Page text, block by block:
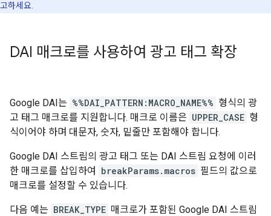
고하세요.
DAI 매크로를 사용하여 광고 태그 확장
Google DAI는 %%DAI_PATTERN:MACRO_NAME%% 형식의 광
고 태그 매크로를 지원합니다. 매크로 이름은 UPPER_CASE 형
식이어야 하며 대문자, 숫자, 밑줄만 포함해야 합니다.
Google DAI 스트림의 광고 태그 또는 DAI 스트림 요청에 이러
한 매크로를 삽입하여
breakParams.macros 필드의 값으로
매크로를 설정할 수 있습니다.
다음 예는 BREAK_TYPE 매크로가 포함된 Google DAI 스트림